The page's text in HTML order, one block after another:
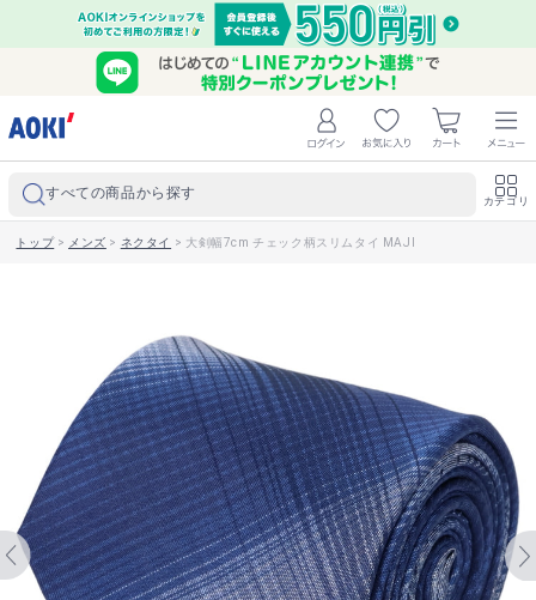
すべての商品から探す カテゴリ
トップ> メンズ > ネクタイ > 大剣幅7cm チェック柄スリムタイ MAJI